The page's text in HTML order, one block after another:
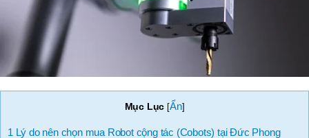
Mục Lục [Ẩn]
1 Lý do nên chọn mua Robot cộng tác (Cobots) tại Đức Phong